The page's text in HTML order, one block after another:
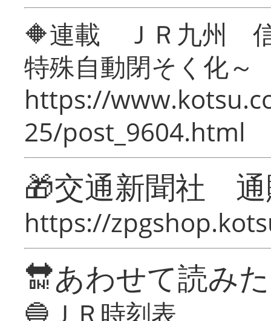
🔶連載 ＪＲ九州 信
特殊自動閉そく化～
https://
25/post_9604.html
🎁交通新聞社
https://
🔛あわせて読み
🔵ＪＲ時刻表